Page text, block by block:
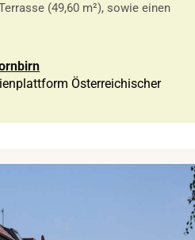
(49,60 m²), sowie einen
Österreichischer